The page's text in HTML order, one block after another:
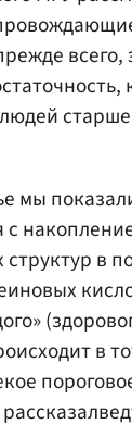
всего,
мы
с
в
в